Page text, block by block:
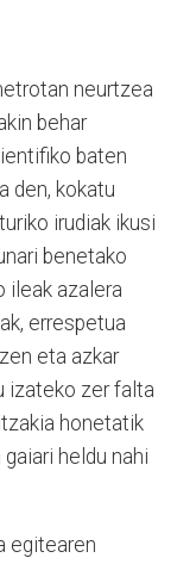
neurtzea
behar
baten
den, kokatu
irudiak ikusi
benetako
ileak azalera
errespetua
eta azkar
izateko zer falta
honetatik
heldu nahi
egitearen